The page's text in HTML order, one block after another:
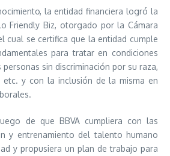
la entidad financiera logró la
Friendly Biz, otorgado por la Cámara
cual se certifica que la entidad cumple
para tratar en condiciones
sin discriminación por su raza,
etc. y con la inclusión de la misma en
de que BBVA cumpliera con las
y entrenamiento del talento humano
y propusiera un plan de trabajo para